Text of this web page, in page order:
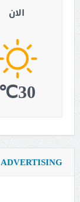
الان
30℃
ADVERTISING